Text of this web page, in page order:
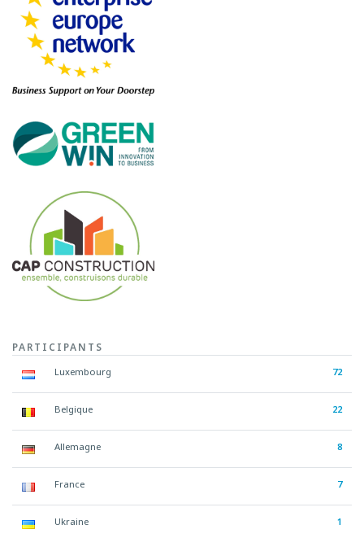
PARTICIPANTS
Luxembourg 72
Belgique 22
Allemagne 8
France 7
Ukraine 1